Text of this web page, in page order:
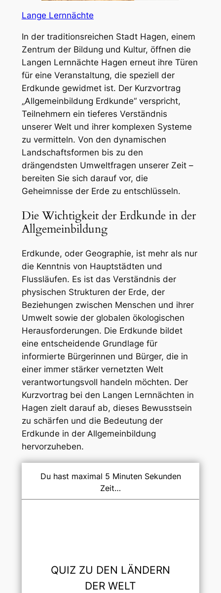
Lange Lernnächte
In der traditionsreichen Stadt Hagen, einem
Zentrum der Bildung und Kultur, öffnen die
Langen Lernnächte Hagen erneut ihre Türen
für eine Veranstaltung, die speziell der
Erdkunde gewidmet ist. Der Kurzvortrag
„Allgemeinbildung Erdkunde“ verspricht,
Teilnehmern ein tieferes Verständnis
unserer Welt und ihrer komplexen Systeme
zu vermitteln. Von den dynamischen
Landschaftsformen bis zu den
drängendsten Umweltfragen unserer Zeit –
bereiten Sie sich darauf vor, die
Geheimnisse der Erde zu entschlüsseln.
Die Wichtigkeit der Erdkunde in der
Allgemeinbildung
Erdkunde, oder Geographie, ist mehr als nur
die Kenntnis von Hauptstädten und
Flussläufen. Es ist das Verständnis der
physischen Strukturen der Erde, der
Beziehungen zwischen Menschen und ihrer
Umwelt sowie der globalen ökologischen
Herausforderungen. Die Erdkunde bildet
eine entscheidende Grundlage für
informierte Bürgerinnen und Bürger, die in
einer immer stärker vernetzten Welt
verantwortungsvoll handeln möchten. Der
Kurzvortrag bei den Langen Lernnächten in
Hagen zielt darauf ab, dieses Bewusstsein
zu schärfen und die Bedeutung der
Erdkunde in der Allgemeinbildung
hervorzuheben.
Du hast maximal 5 Minuten Sekunden
Zeit…
QUIZ ZU DEN LÄNDERN
DER WELT